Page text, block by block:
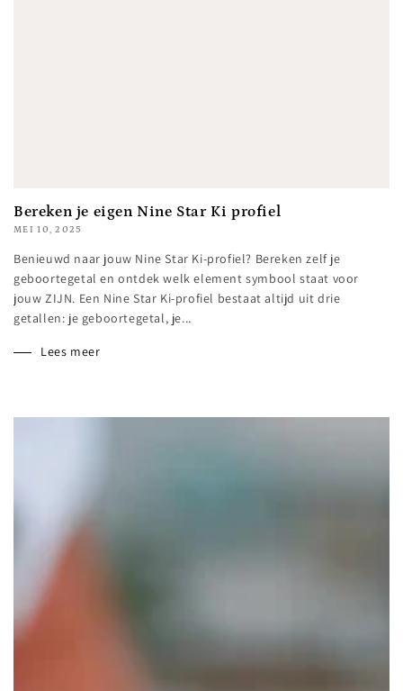
Bereken je eigen Nine Star Ki profiel
MEI 10, 2025
Benieuwd naar jouw Nine Star Ki-profiel? Bereken zelf je
geboortegetal en ontdek welk element symbool staat voor
jouw ZIJN. Een Nine Star Ki-profiel bestaat altijd uit drie
getallen: je geboortegetal, je...
Lees meer